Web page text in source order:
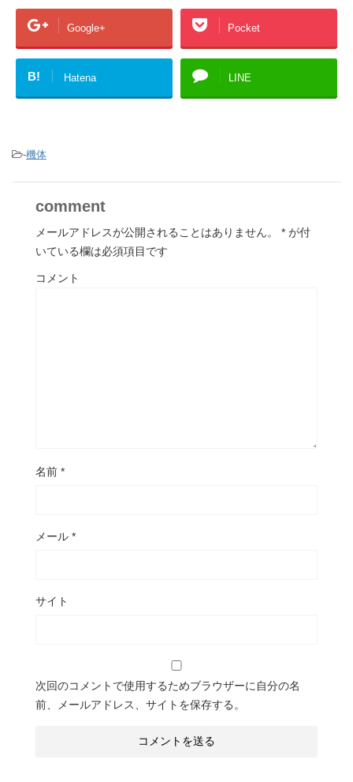
Google+ Pocket
B! Hatena LINE
-機体
comment
メールアドレスが公開されることはありません。 * が付
いている欄は必須項目です
コメント
名前 *
メール *
サイト
次回のコメントで使用するためブラウザーに自分の名
前、メールアドレス、サイトを保存する。